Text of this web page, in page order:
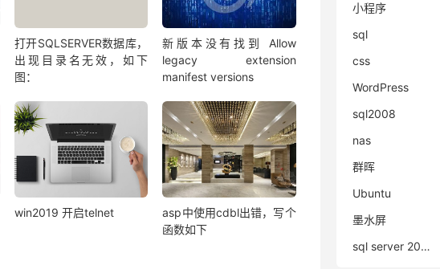
打开SQLSERVER数据库，
出现目录名无效，如下
图：
新版本没有找到 Allow
legacy extension
manifest versions
win2019 开启telnet
asp中使用cdbl出错，写个
函数如下
小程序
sql
css
WordPress
sql2008
nas
群晖
Ubuntu
墨水屏
sql server 2008